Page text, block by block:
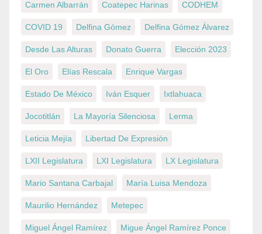
Carmen Albarrán Coatepec Harinas CODHEM
COVID 19 Delfina Gómez Delfina Gómez Álvarez
Desde Las Alturas Donato Guerra Elección 2023
El Oro Elías Rescala Enrique Vargas
Estado De México Iván Esquer Ixtlahuaca
Jocotitlán La Mayoría Silenciosa Lerma
Leticia Mejía Libertad De Expresión
LXII Legislatura LXI Legislatura LX Legislatura
Mario Santana Carbajal María Luisa Mendoza
Maurilio Hernández Metepec
Miguel Ángel Ramírez Migue Ángel Ramírez Ponce